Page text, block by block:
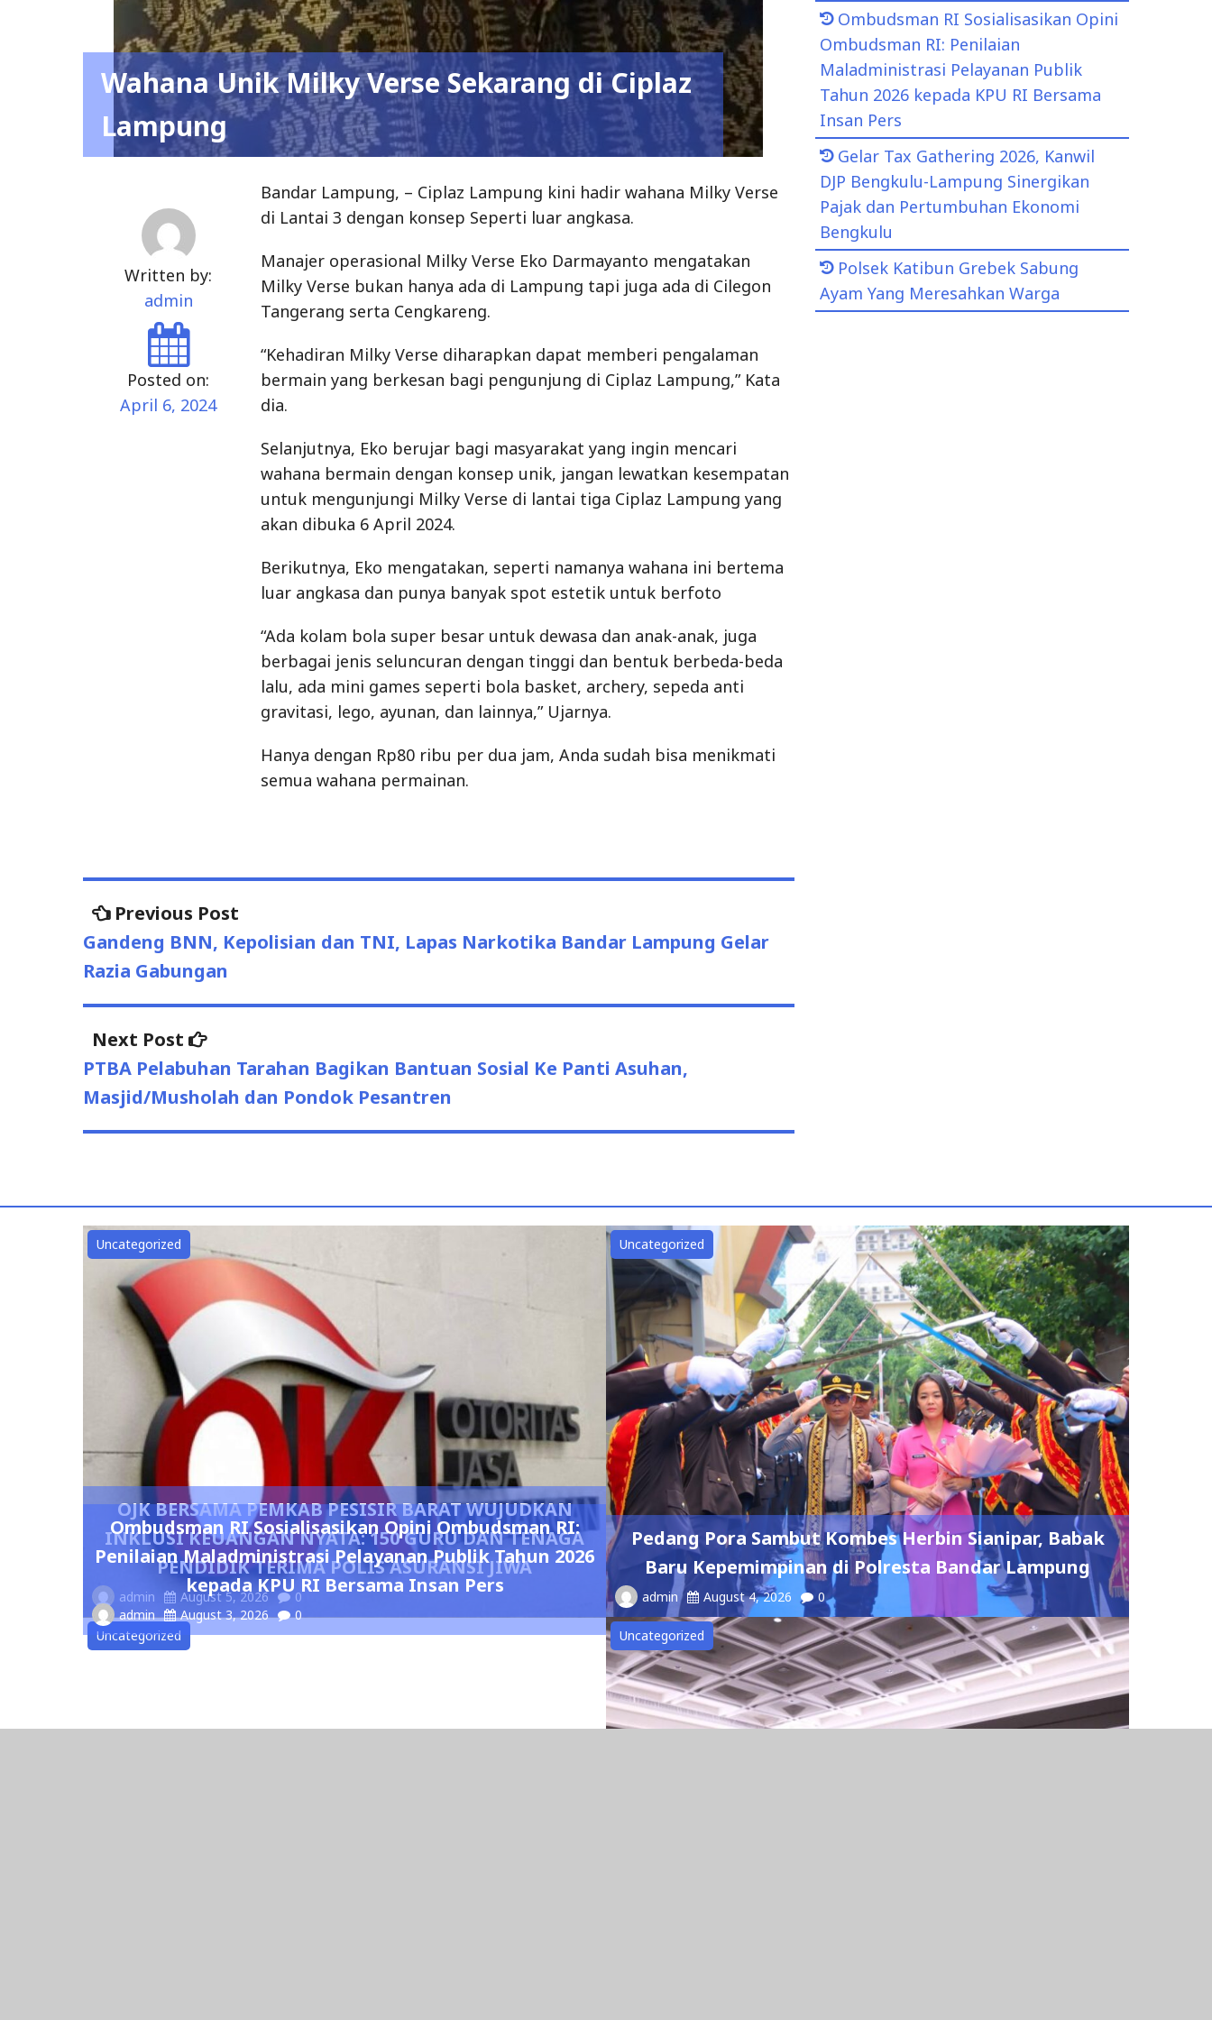
Wahana Unik Milky Verse Sekarang di Ciplaz
Lampung
Written by:
admin
Posted on:
April 6, 2024
Bandar Lampung, – Ciplaz Lampung kini hadir wahana Milky Verse
di Lantai 3 dengan konsep Seperti luar angkasa.
Manajer operasional Milky Verse Eko Darmayanto mengatakan
Milky Verse bukan hanya ada di Lampung tapi juga ada di Cilegon
Tangerang serta Cengkareng.
“Kehadiran Milky Verse diharapkan dapat memberi pengalaman
bermain yang berkesan bagi pengunjung di Ciplaz Lampung,” Kata
dia.
Selanjutnya, Eko berujar bagi masyarakat yang ingin mencari
wahana bermain dengan konsep unik, jangan lewatkan kesempatan
untuk mengunjungi Milky Verse di lantai tiga Ciplaz Lampung yang
akan dibuka 6 April 2024.
Berikutnya, Eko mengatakan, seperti namanya wahana ini bertema
luar angkasa dan punya banyak spot estetik untuk berfoto
“Ada kolam bola super besar untuk dewasa dan anak-anak, juga
berbagai jenis seluncuran dengan tinggi dan bentuk berbeda-beda
lalu, ada mini games seperti bola basket, archery, sepeda anti
gravitasi, lego, ayunan, dan lainnya,” Ujarnya.
Hanya dengan Rp80 ribu per dua jam, Anda sudah bisa menikmati
semua wahana permainan.
Post
navigation
Previous Post
post:
Gandeng BNN, Kepolisian dan TNI, Lapas Narkotika Bandar Lampung Gelar
Razia Gabungan
Next Post
Next
post:
PTBA Pelabuhan Tarahan Bagikan Bantuan Sosial Ke Panti Asuhan,
Masjid/Musholah dan Pondok Pesantren
Ombudsman RI Sosialisasikan Opini
Ombudsman RI: Penilaian
Maladministrasi Pelayanan Publik
Tahun 2026 kepada KPU RI Bersama
Insan Pers
Gelar Tax Gathering 2026, Kanwil
DJP Bengkulu-Lampung Sinergikan
Pajak dan Pertumbuhan Ekonomi
Bengkulu
Polsek Katibun Grebek Sabung
Ayam Yang Meresahkan Warga
Uncategorized
OJK BERSAMA PEMKAB PESISIR BARAT WUJUDKAN
INKLUSI KEUANGAN NYATA: 150 GURU DAN TENAGA
PENDIDIK TERIMA POLIS ASURANSI JIWA
admin August 5, 2026 0
Uncategorized
Pedang Pora Sambut Kombes Herbin Sianipar, Babak
Baru Kepemimpinan di Polresta Bandar Lampung
admin August 4, 2026 0
Uncategorized
Ombudsman RI Sosialisasikan Opini Ombudsman RI:
Penilaian Maladministrasi Pelayanan Publik Tahun 2026
kepada KPU RI Bersama Insan Pers
admin August 3, 2026
0
Uncategorized